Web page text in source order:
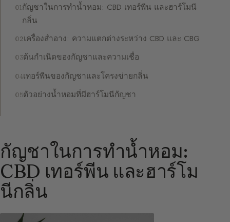
กัญชาในการทำน้ำหอม: CBD เทอร์พีน และฮาร์โมนี
กลิ่น
เครื่องสำอาง: ความแตกต่างระหว่าง CBD และ CBG
ต้นกำเนิดของกัญชาและความเชื่อ
เทอร์พีนของกัญชาและโครงข่ายกลิ่น
ตัวอย่างน้ำหอมที่มีฮาร์โมนีกัญชา
กัญชาในการทำน้ำหอม:
CBD เทอร์พีน และฮาร์โม
นีกลิ่น